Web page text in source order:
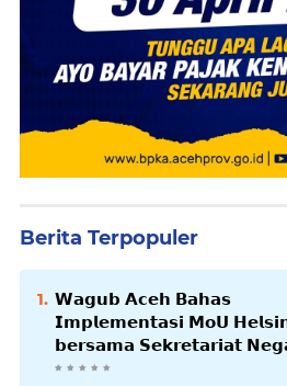
Berita Terpopuler
𝗪𝗮𝗴𝘂𝗯 𝗔𝗰𝗲𝗵 𝗕𝗮𝗵𝗮𝘀
𝗜𝗺𝗽𝗹𝗲𝗺𝗲𝗻𝘁𝗮𝘀𝗶 𝗠𝗼𝗨
𝗯𝗲𝗿𝘀𝗮𝗺𝗮 𝗦𝗲𝗸𝗿𝗲𝘁𝗮𝗿𝗶𝗮𝘁